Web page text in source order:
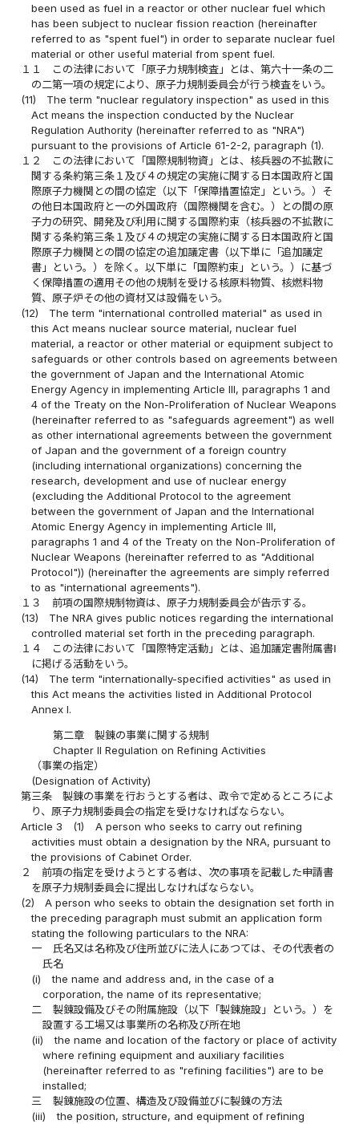
been used as fuel in a reactor or other nuclear fuel which
has been subject to nuclear fission reaction (hereinafter
referred to as "spent fuel") in order to separate nuclear fuel
material or other useful material from spent fuel.
１１
この法律において「原子力規制検査」とは、第六十一条の二
の二第一項の規定により、原子力規制委員会が行う検査をいう。
(11)
The term "nuclear regulatory inspection" as used in this
Act means the inspection conducted by the Nuclear
Regulation Authority (hereinafter referred to as "NRA")
pursuant to the provisions of Article 61-2-2, paragraph (1).
１２
この法律において「国際規制物資」とは、核兵器の不拡散に
関する条約第三条１及び４の規定の実施に関する日本国政府と国
際原子力機関との間の協定（以下「保障措置協定」という。）そ
の他日本国政府と一の外国政府（国際機関を含む。）との間の原
子力の研究、開発及び利用に関する国際約束（核兵器の不拡散に
関する条約第三条１及び４の規定の実施に関する日本国政府と国
際原子力機関との間の協定の追加議定書（以下単に「追加議定
書」という。）を除く。以下単に「国際約束」という。）に基づ
く保障措置の適用その他の規制を受ける核原料物質、核燃料物
質、原子炉その他の資材又は設備をいう。
(12)
The term "international controlled material" as used in
this Act means nuclear source material, nuclear fuel
material, a reactor or other material or equipment subject to
safeguards or other controls based on agreements between
the government of Japan and the International Atomic
Energy Agency in implementing Article III, paragraphs 1 and
4 of the Treaty on the Non-Proliferation of Nuclear Weapons
(hereinafter referred to as "safeguards agreement") as well
as other international agreements between the government
of Japan and the government of a foreign country
(including international organizations) concerning the
research, development and use of nuclear energy
(excluding the Additional Protocol to the agreement
between the government of Japan and the International
Atomic Energy Agency in implementing Article III,
paragraphs 1 and 4 of the Treaty on the Non-Proliferation of
Nuclear Weapons (hereinafter referred to as "Additional
Protocol")) (hereinafter the agreements are simply referred
to as "international agreements").
１３
前項の国際規制物資は、原子力規制委員会が告示する。
(13)
The NRA gives public notices regarding the international
controlled material set forth in the preceding paragraph.
１４
この法律において「国際特定活動」とは、追加議定書附属書Ⅰ
に掲げる活動をいう。
(14)
The term "internationally-specified activities" as used in
this Act means the activities listed in Additional Protocol
Annex I.
第二章 製錬の事業に関する規制
Chapter II Regulation on Refining Activities
（事業の指定）
(Designation of Activity)
第三条
製錬の事業を行おうとする者は、政令で定めるところによ
り、原子力規制委員会の指定を受けなければならない。
Article 3
(1)
A person who seeks to carry out refining
activities must obtain a designation by the NRA, pursuant to
the provisions of Cabinet Order.
２
前項の指定を受けようとする者は、次の事項を記載した申請書
を原子力規制委員会に提出しなければならない。
(2)
A person who seeks to obtain the designation set forth in
the preceding paragraph must submit an application form
stating the following particulars to the NRA:
一
氏名又は名称及び住所並びに法人にあつては、その代表者の
氏名
(i)
the name and address and, in the case of a
corporation, the name of its representative;
二
製錬設備及びその附属施設（以下「製錬施設」という。）を
設置する工場又は事業所の名称及び所在地
(ii)
the name and location of the factory or place of activity
where refining equipment and auxiliary facilities
(hereinafter referred to as "refining facilities") are to be
installed;
三
製錬施設の位置、構造及び設備並びに製錬の方法
(iii)
the position, structure, and equipment of refining